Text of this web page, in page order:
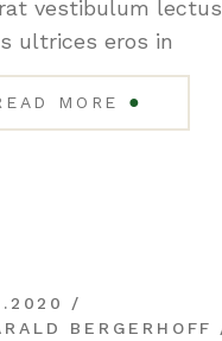
vestibulum lectus
ultrices eros in
MORE ●
BERGERHOFF